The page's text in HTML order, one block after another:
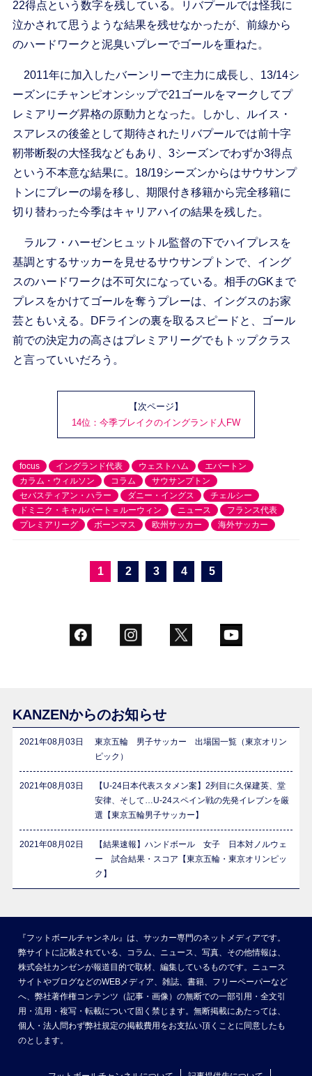
22得点という数字を残している。リバプールでは怪我に
泣かされて思うような結果を残せなかったが、前線から
のハードワークと泥臭いプレーでゴールを重ねた。
2011年に加入したバーンリーで主力に成長し、13/14シ
ーズンにチャンピオンシップで21ゴールをマークしてプ
レミアリーグ昇格の原動力となった。しかし、ルイス・
スアレスの後釜として期待されたリバプールでは前十字
靭帯断裂の大怪我などもあり、3シーズンでわずか3得点
という不本意な結果に。18/19シーズンからはサウサンプ
トンにプレーの場を移し、期限付き移籍から完全移籍に
切り替わった今季はキャリアハイの結果を残した。
ラルフ・ハーゼンヒュットル監督の下でハイプレスを
基調とするサッカーを見せるサウサンプトンで、イング
スのハードワークは不可欠になっている。相手のGKまで
プレスをかけてゴールを奪うプレーは、イングスのお家
芸ともいえる。DFラインの裏を取るスピードと、ゴール
前での決定力の高さはプレミアリーグでもトップクラス
と言っていいだろう。
【次ページ】
14位：今季ブレイクのイングランド人FW
focus イングランド代表 ウェストハム
エバートン
カラム・ウィルソン
コラム
サウサンプトン
セバスティアン・ハラー
ダニー・イングス
チェルシー
ドミニク・キャルバート＝ルーウィン
ニュース
フランス代表
プレミアリーグ
ボーンマス 欧州サッカー 海外サッカー
1 2 3 4 5
KANZENからのお知らせ
2021年08月03日
東京五輪 男子サッカー 出場国一覧（東京オリン
ピック）
2021年08月03日
【U-24日本代表スタメン案】2列目に久保建英、堂
安律、そして…U-24スペイン戦の先発イレブンを厳
選【東京五輪男子サッカー】
2021年08月02日
【結果速報】ハンドボール 女子 日本対ノルウェ
ー 試合結果・スコア【東京五輪・東京オリンピッ
ク】
『フットボールチャンネル』は、サッカー専門のネットメディアです。
弊サイトに記載されている、コラム、ニュース、写真、その他情報は、
株式会社カンゼンが報道目的で取材、編集しているものです。ニュース
サイトやブログなどのWEBメディア、雑誌、書籍、フリーペーパーなど
へ、弊社著作権コンテンツ（記事・画像）の無断での一部引用・全文引
用・流用・複写・転載について固く禁じます。無断掲載にあたっては、
個人・法人問わず弊社規定の掲載費用をお支払い頂くことに同意したも
のとします。